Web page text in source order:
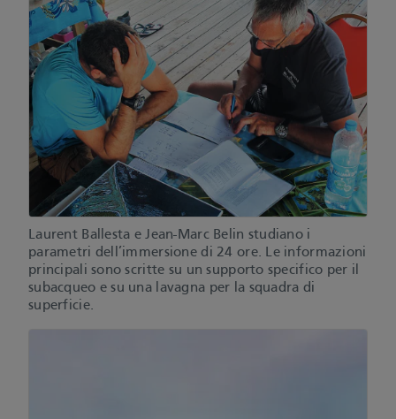
Laurent Ballesta e Jean-Marc Belin studiano i
parametri dell’immersione di 24 ore. Le informazioni
principali sono scritte su un supporto specifico per il
subacqueo e su una lavagna per la squadra di
superficie.